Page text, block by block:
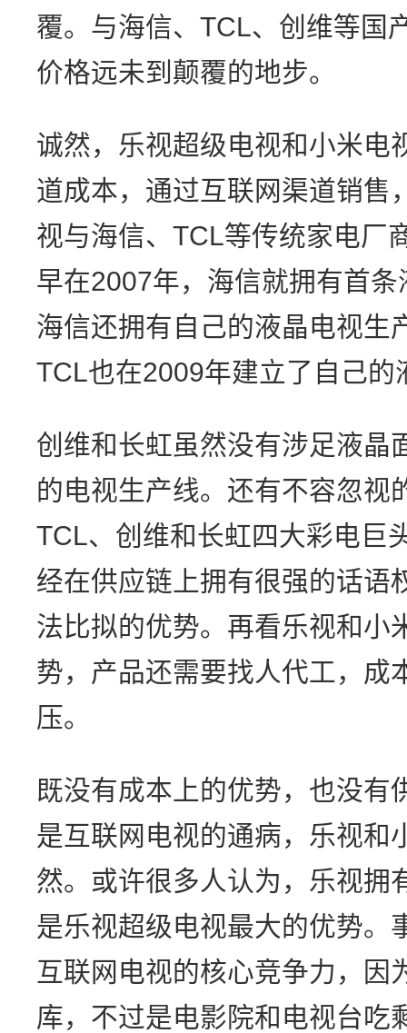
覆。与海信、TCL、创维等国
价格远未到颠覆的地步。
诚然，乐视超级电视和小米电
道成本，通过互联网渠道销售
视与海信、TCL等传统家电厂
早在2007年，海信就拥有首
海信还拥有自己的液晶电视生
TCL也在2009年建立了自己的
创维和长虹虽然没有涉足液晶
的电视生产线。还有不容忽视
TCL、创维和长虹四大彩电巨
经在供应链上拥有很强的话语
法比拟的优势。再看乐视和小
势，产品还需要找人代工，成
压。
既没有成本上的优势，也没有
是互联网电视的通病，乐视和
然。或许很多人认为，乐视拥
是乐视超级电视最大的优势。
互联网电视的核心竞争力，因
库，不过是电影院和电视台吃